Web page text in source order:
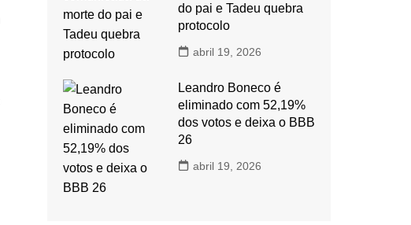
do pai e Tadeu quebra
protocolo
abril 19, 2026
Leandro Boneco é
eliminado com 52,19%
dos votos e deixa o BBB
26
abril 19, 2026